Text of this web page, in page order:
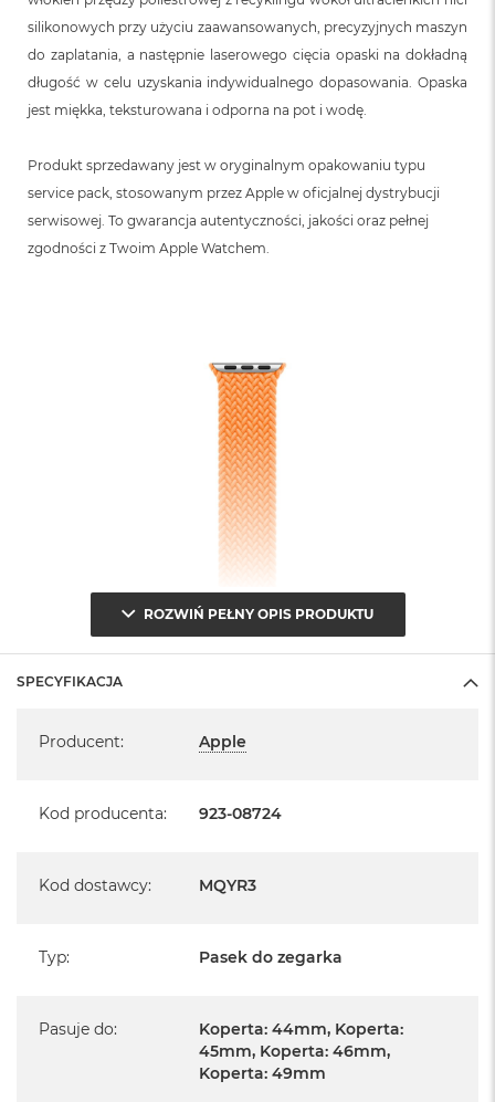
silikonowych przy użyciu zaawansowanych, precyzyjnych maszyn
do zaplatania, a następnie laserowego cięcia opaski na dokładną
długość w celu uzyskania indywidualnego dopasowania. Opaska
jest miękka, teksturowana i odporna na pot i wodę.
Produkt sprzedawany jest w oryginalnym opakowaniu typu
service pack, stosowanym przez Apple w oficjalnej dystrybucji
serwisowej. To gwarancja autentyczności, jakości oraz pełnej
zgodności z Twoim Apple Watchem.
ROZWIŃ PEŁNY OPIS PRODUKTU
SPECYFIKACJA
Producent: Apple
Kod producenta: 923-08724
Kod dostawcy: MQYR3
Typ: Pasek do zegarka
Pasuje do:
Koperta: 44mm, Koperta:
45mm, Koperta: 46mm,
Koperta: 49mm